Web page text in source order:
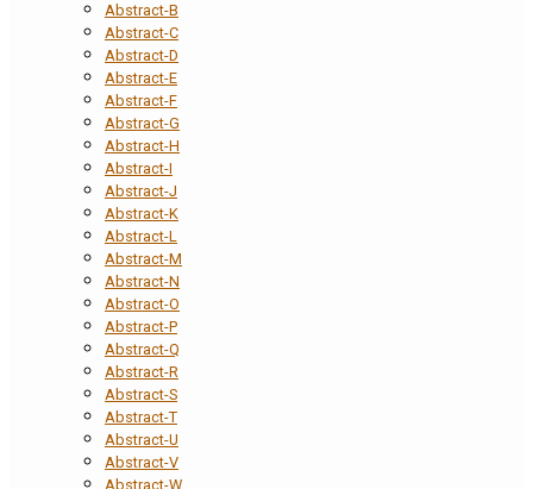
Abstract-B
Abstract-C
Abstract-D
Abstract-E
Abstract-F
Abstract-G
Abstract-H
Abstract-I
Abstract-J
Abstract-K
Abstract-L
Abstract-M
Abstract-N
Abstract-O
Abstract-P
Abstract-Q
Abstract-R
Abstract-S
Abstract-T
Abstract-U
Abstract-V
Abstract-W